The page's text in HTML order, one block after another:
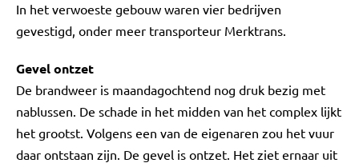
In het verwoeste gebouw waren vier bedrijven
gevestigd, onder meer transporteur Merktrans.
Gevel ontzet
De brandweer is maandagochtend nog druk bezig met
nablussen. De schade in het midden van het complex lijkt
het grootst. Volgens een van de eigenaren zou het vuur
daar ontstaan zijn. De gevel is ontzet. Het ziet ernaar uit